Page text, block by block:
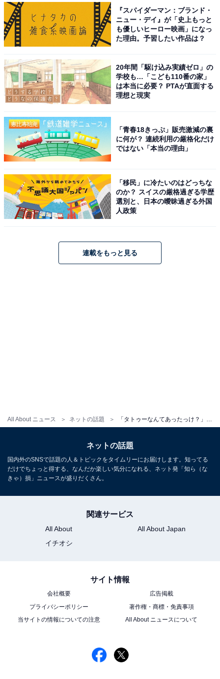
All About ニュース ネットの話題 「タトゥーなんてあったっけ？」上原亜衣、右腕にタトゥー？ ソロショットに「夢に出るくらい可愛い」
『スパイダーマン：ブランド・
ニュー・デイ』が「史上もっと
も優しいヒーロー映画」になっ
た理由。予習したい作品は？
20年間「駆け込み実績ゼロ」の
学校も…「こども110番の家」
は本当に必要？ PTAが直面する
理想と現実
「青春18きっぷ」販売激減の裏
に何が？ 連続利用の厳格化だけ
ではない「本当の理由」
「移民」に冷たいのはどっちな
のか？ スイスの厳格過ぎる学歴
選別と、日本の曖昧過ぎる外国
人政策
連載をもっと見る
ネットの話題
国内外のSNSで話題の人＆トピックをタイムリーにお届けします。知ってる
だけでちょっと得する、なんだか楽しい気分になれる、ネット発「知ら（な
きゃ）損」ニュースが盛りだくさん。
関連サービス
All About
All About Japan
イチオシ
サイト情報
会社概要
広告掲載
プライバシーポリシー
著作権・商標・免責事項
当サイトの情報についての注意
All About ニュースについて